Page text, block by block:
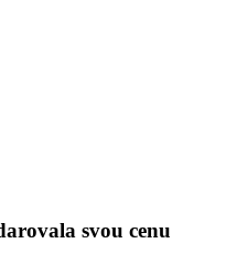
svou cenu